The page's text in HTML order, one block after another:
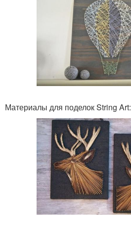
Материалы для поделок String Art: